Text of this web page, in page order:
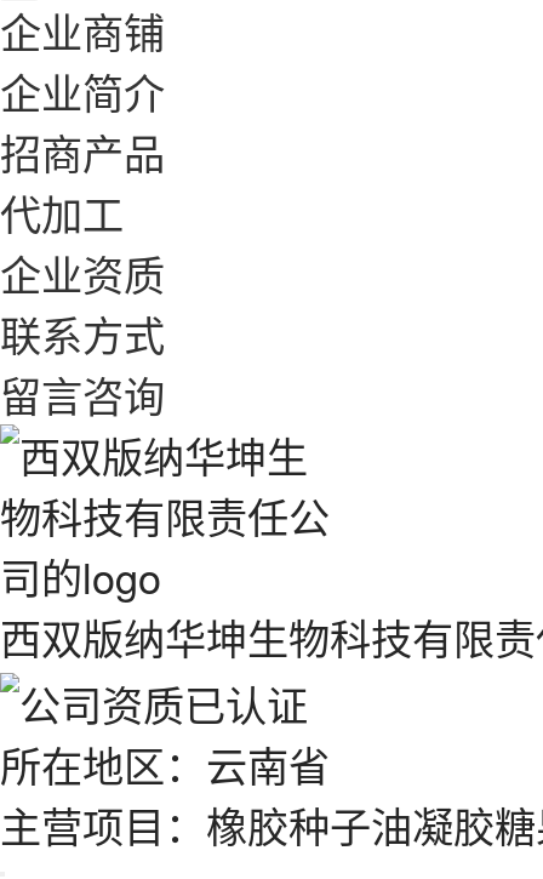
企业商铺
企业简介
招商产品
代加工
企业资质
联系方式
留言咨询
西双版纳华坤生物科技有限
所在地区：云南省
主营项目：橡胶种子油凝胶